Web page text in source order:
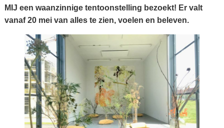
MIJ een waanzinnige tentoonstelling bezoekt! Er valt
vanaf 20 mei van alles te zien, voelen en beleven.